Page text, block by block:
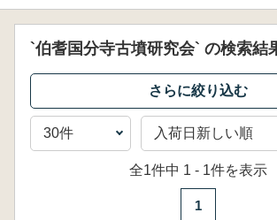
`伯耆国分寺古墳研究会` の検索結
全1件中 1 - 1件を表示
1